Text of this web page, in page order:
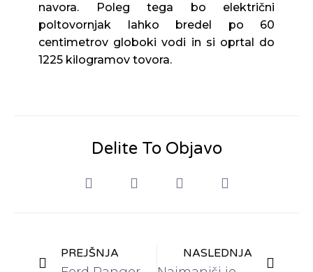
navora. Poleg tega bo električni
poltovornjak lahko bredel po 60
centimetrov globoki vodi in si oprtal do
1225 kilogramov tovora.
Delite To Objavo
PREJŠNJA NASLEDNJA